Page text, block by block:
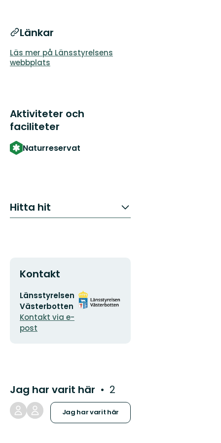
Länkar
Läs mer på Länsstyrelsens
webbplats
Aktiviteter och
faciliteter
Naturreservat
Hitta hit
Kontakt
E-
postadress
Länsstyrelsen
Västerbotten
Kontakt via e-
post
Organisationens
logotyp
Jag har varit här 2
Jag har varit här